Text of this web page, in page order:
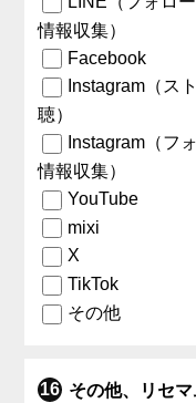
情報収集）
Facebook
Instagram（ス
聴）
Instagram（フ
情報収集）
YouTube
mixi
X
TikTok
その他
その他、リセ